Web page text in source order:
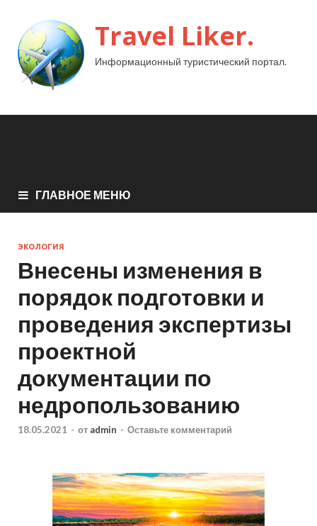
Travel Liker.
Информационный туристический портал.
ГЛАВНОЕ МЕНЮ
ЭКОЛОГИЯ
Внесены изменения в
порядок подготовки и
проведения экспертизы
проектной
документации по
недропользованию
18.05.2021 - от admin - Оставьте комментарий